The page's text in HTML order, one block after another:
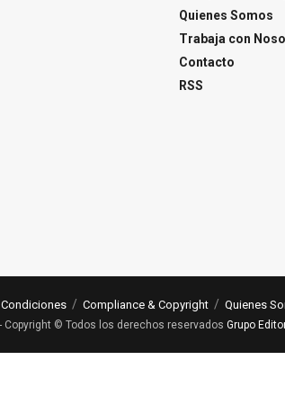
Quienes Somos
Trabaja con
Contacto
RSS
Compliance & Copyright Quienes
- Copyright © Todos los derechos reservados Grupo